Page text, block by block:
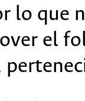
lo que
el